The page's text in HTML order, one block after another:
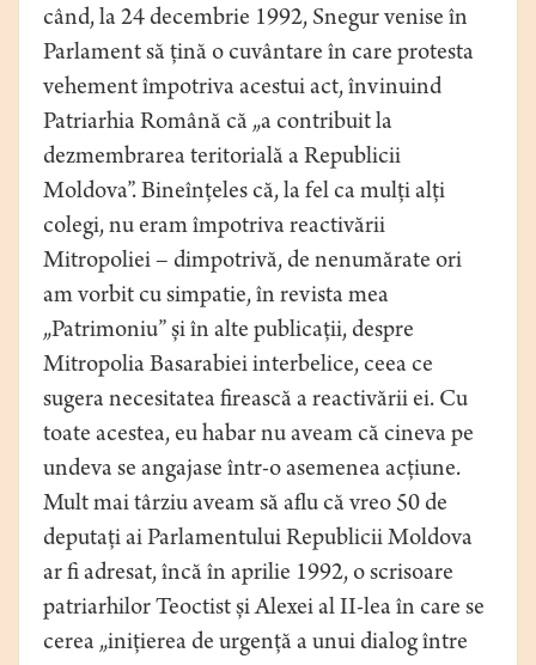
când, la 24 decembrie 1992, Snegur venise în
Parlament să țină o cuvântare în care protesta
vehement împotriva acestui act, învinuind
Patriarhia Română că „a contribuit la
dezmembrarea teritorială a Republicii
Moldova”. Bineînțeles că, la fel ca mulți alți
colegi, nu eram împotriva reactivării
Mitropoliei – dimpotrivă, de nenumărate ori
am vorbit cu simpatie, în revista mea
„Patrimoniu” și în alte publicații, despre
Mitropolia Basarabiei interbelice, ceea ce
sugera necesitatea firească a reactivării ei. Cu
toate acestea, eu habar nu aveam că cineva pe
undeva se angajase într-o asemenea acțiune.
Mult mai târziu aveam să aflu că vreo 50 de
deputați ai Parlamentului Republicii Moldova
ar fi adresat, încă în aprilie 1992, o scrisoare
patriarhilor Teoctist și Alexei al II-lea în care se
cerea „inițierea de urgență a unui dialog între